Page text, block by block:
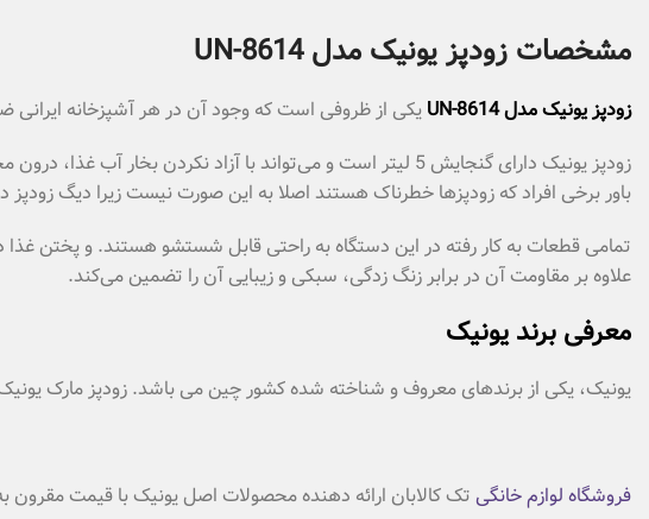
مشخصات زودپز یونیک مدل UN-8614
زودپز یونیک مدل UN-8614
یکی از ظروفی است که وجود آن در هر آشپزخانه ایرانی
زودپز یونیک دارای گنجایش 5 لیتر است و می‌تواند با آزاد
باور برخی افراد که زودپزها خطرناک هستند اصلا به این صورت نیست زیرا دیگ
علاوه بر مقاومت آن در برابر زنگ زدگی، سبکی و زیبایی آن را تضمین می‌کند.
معرفی برند یونیک
یونیک، یکی از برندهای معروف و شناخته شده کشور چین می باشد. زودپز مارک
فروشگاه لوازم خانگی تک کالابان ارائه دهنده محصولات اصل یونیک با قیمت